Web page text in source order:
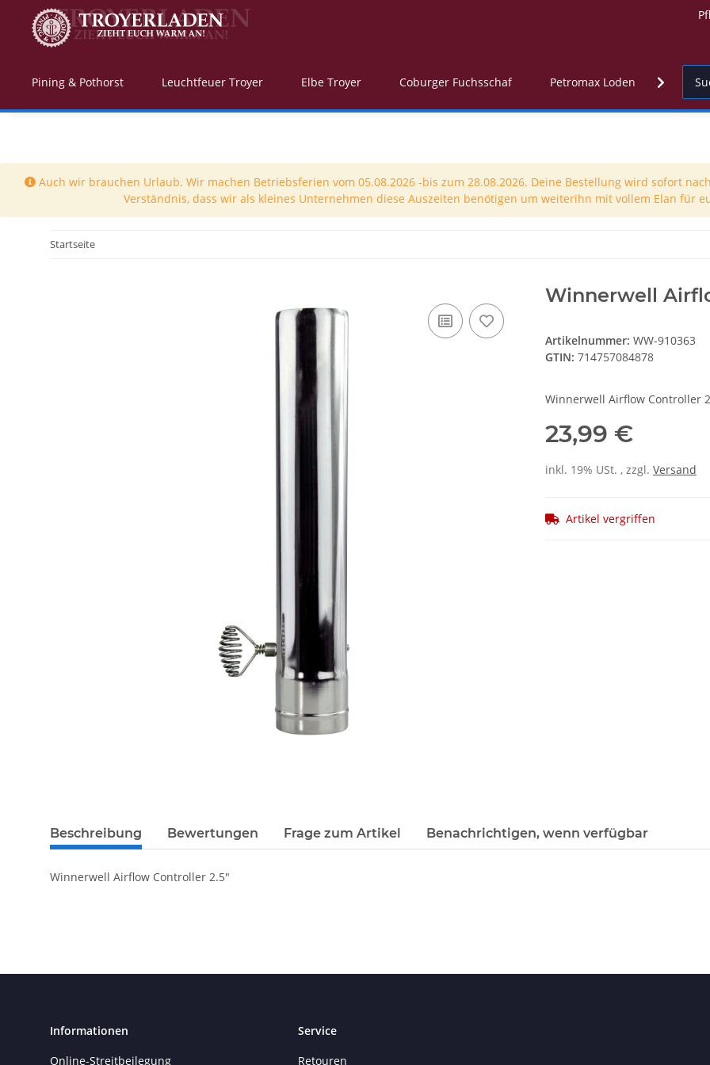
Pining & Pothorst Leuchtfeuer Troyer Elbe Troyer Coburger Fuchsschaf Petromax Loden
Auch wir brauchen Urlaub. Wir machen Betriebsferien vom 05.08.2026 -bis zum 28.08.2026. Deine Bestellung wird sofort
Verständnis, dass wir als kleines Unternehmen diese Auszeiten benötigen um weiterihn mit vollem Elan für
Startseite
Winnerwell
Artikelnummer: WW-910363
GTIN: 714757084878
Winnerwell Airflow Controller
23,99 €
inkl. 19% USt. , zzgl. Versand
Artikel vergriffen
Beschreibung Bewertungen Frage zum Artikel Benachrichtigen, wenn verfügbar
Winnerwell Airflow Controller 2.5"
Informationen
Online-Streitbeilegung
Service
Retouren